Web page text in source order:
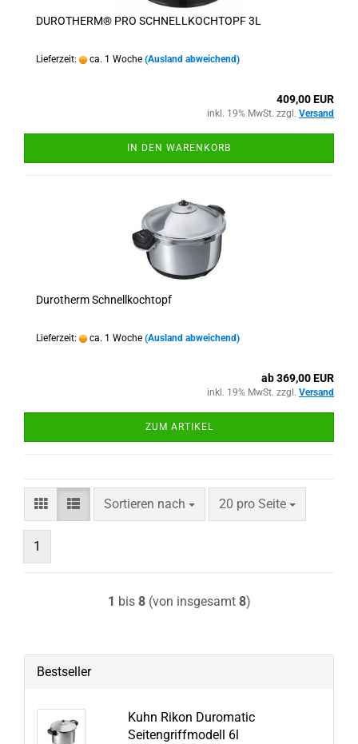
DUROTHERM® PRO SCHNELLKOCHTOPF 3L
Lieferzeit: ca. 1 Woche (Ausland abweichend)
409,00 EUR
inkl. 19% MwSt. zzgl. Versand
IN DEN WARENKORB
Durotherm Schnellkochtopf
Lieferzeit: ca. 1 Woche (Ausland abweichend)
ab 369,00 EUR
inkl. 19% MwSt. zzgl. Versand
ZUM ARTIKEL
Sortieren nach
Sortieren nach 20 pro Seite
pro Seite
1
1 bis 8(von insgesamt 8)
Bestseller
Kuhn Rikon Duromatic
Seitengriffmodell 6l